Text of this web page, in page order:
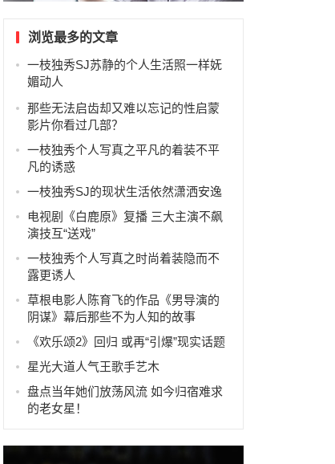
浏览最多的文章
一枝独秀SJ苏静的个人生活照一样妩
媚动人
那些无法启齿却又难以忘记的性启蒙
影片你看过几部？
一枝独秀个人写真之平凡的着装不平
凡的诱惑
一枝独秀SJ的现状生活依然潇洒安逸
电视剧《白鹿原》复播 三大主演不飙
演技互“送戏”
一枝独秀个人写真之时尚着装隐而不
露更诱人
草根电影人陈育飞的作品《男导演的
阴谋》幕后那些不为人知的故事
《欢乐颂2》回归 或再“引爆”现实话题
星光大道人气王歌手艺木
盘点当年她们放荡风流 如今归宿难求
的老女星！